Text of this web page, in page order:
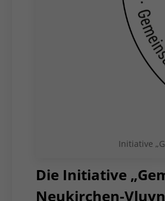
Initiative
Die Initiative
Neukirchen-